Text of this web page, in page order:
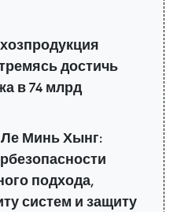
достичь
в 74 млрд
Минь Хынг:
подхода,
систем и защиту